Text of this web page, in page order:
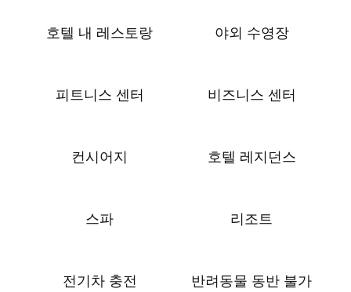
호텔 내 레스토랑 야외 수영장
피트니스 센터 비즈니스 센터
컨시어지 호텔 레지던스
스파 리조트
전기차 충전 반려동물 동반 불가